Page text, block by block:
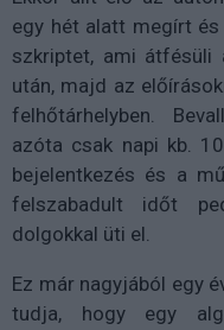
egy hét alatt megírt
szkriptet, ami
után, majd az
felhőtárhelyben.
azóta csak napi kb.
bejelentkezés és a
felszabadult időt
dolgokkal üti el.
Ez már nagyjából egy
tudja, hogy egy